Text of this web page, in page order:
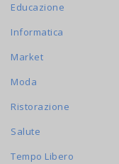
Educazione
Informatica
Market
Moda
Ristorazione
Salute
Tempo Libero